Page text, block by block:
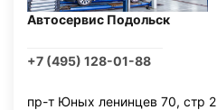
Автосервис Подольск
+7 (495) 128-01-88
пр-т Юных ленинцев 70, стр 2